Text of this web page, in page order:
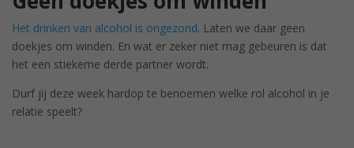
Het drinken van alcohol is ongezond. Laten we daar geen
doekjes om winden. En wat er zeker niet mag gebeuren is dat
het een stiekeme derde partner wordt.
Durf jij deze week hardop te benoemen welke rol alcohol in je
relatie speelt?